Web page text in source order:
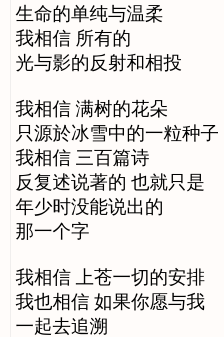
生命的单纯与温柔
我相信 所有的
光与影的反射和相投
我相信 满树的花朵
只源於冰雪中的一粒种子
我相信 三百篇诗
反复述说著的 也就只是
年少时没能说出的
那一个字
我相信 上苍一切的安排
我也相信 如果你愿与我
一起去追溯